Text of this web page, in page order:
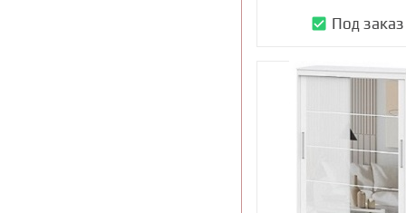
Под заказ